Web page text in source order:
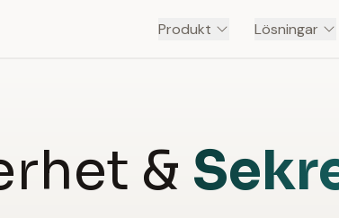
Produkt Lösningar
&